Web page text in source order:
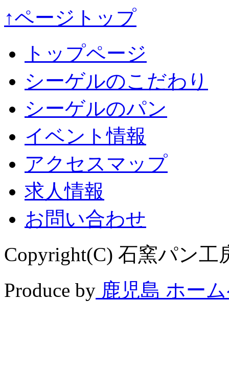
↑ページトップ
トップページ
シーゲルのこだわり
シーゲルのパン
イベント情報
アクセスマップ
求人情報
お問い合わせ
Copyright(C) 石窯パン工
Produce by 鹿児島 ホー